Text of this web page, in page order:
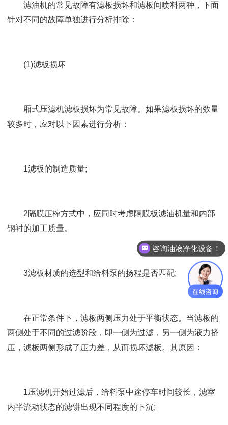
滤油机的常见故障有滤板损坏和滤板间喷料两种，下面
针对不同的故障单独进行分析排除：
(1)滤板损坏
厢式压滤机滤板损坏为常见故障。如果滤板损坏的数量
较多时，应对以下因素进行分析：
1滤板的制造质量;
2隔膜压榨方式中，应同时考虑隔膜板滤油机量和内部
钢衬的加工质量。
3滤板材质的选型和给料泵的扬程是否匹配;
在正常条件下，滤板两侧压力处于平衡状态。当滤板的
两侧处于不同的过滤阶段，即一侧为过滤，另一侧为液力挤
压，滤板两侧形成了压力差，从而损坏滤板。其原因：
1压滤机开始过滤后，给料泵中途停车时间较长，滤室
内半流动状态的滤饼出现不同程度的下沉;
咨询油液净化设备！